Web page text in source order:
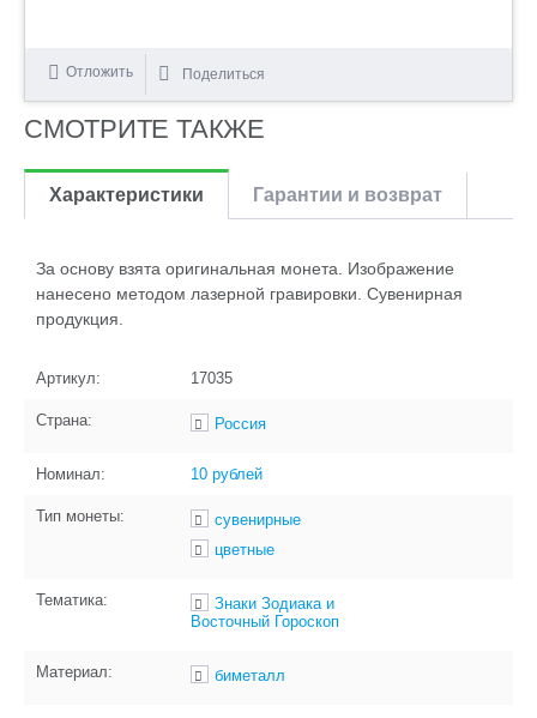
Отложить Поделиться
СМОТРИТЕ ТАКЖЕ
Характеристики Гарантии и возврат
За основу взята оригинальная монета. Изображение
нанесено методом лазерной гравировки. Сувенирная
продукция.
Артикул: 17035
Страна: Россия
Номинал: 10 рублей
Тип монеты:
сувенирные
цветные
Тематика:
Знаки Зодиака и
Восточный Гороскоп
Материал: биметалл